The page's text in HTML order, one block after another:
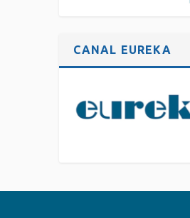
CANAL EUREKA